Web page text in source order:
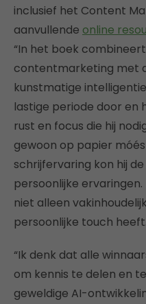
inclusief het Content
aanvullende online
“In het boek
contentmarketing met
kunstmatige
lastige periode door en
rust en focus die hij
gewoon op papier
schrijfervaring kon hij
persoonlijke
niet alleen
persoonlijke touch
“Ik denk dat alle
om kennis te delen en
geweldige AI-